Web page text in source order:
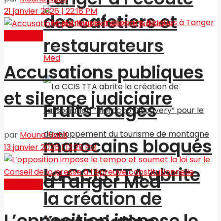
des cafetiers et
restaurateurs
La CCIS TTA abrite
la création de
Fruits rouges
marocains bloqués
à Tanger Med
21 janvier 2026 | 22:18 PM
Accusations publiques
et silence judiciaire
par Mouna Nabil
13 janvier 2026 | 13:29 PM